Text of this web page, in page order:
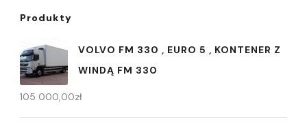
Produkty
VOLVO FM 330 , EURO 5 , KONTENER Z
WINDĄ FM 330
105 000,00zł